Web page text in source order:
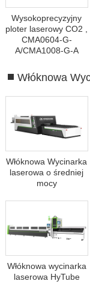
Wysokoprecyzyjny
ploter laserowy CO2 ,
CMA0604-G-
A/CMA1008-G-A
Włóknowa
Włóknowa Wycinarka
laserowa o średniej
mocy
Włóknowa wycinarka
laserowa HyTube